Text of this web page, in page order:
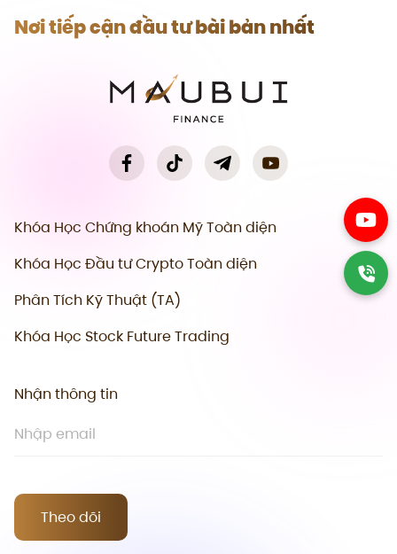
Nơi tiếp cận đầu tư bài bản nhất
Khóa Học Chứng khoán Mỹ Toàn diện
Khóa Học Đầu tư Crypto Toàn diện
Phân Tích Kỹ Thuật (TA)
Khóa Học Stock Future Trading
Nhận thông tin
Theo dõi